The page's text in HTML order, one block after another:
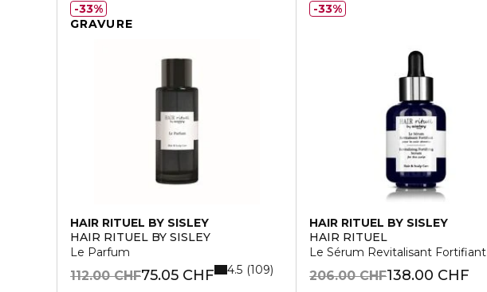
GRAVURE
HAIR RITUEL BY SISLEY
HAIR RITUEL BY SISLEY
Le Parfum
75.05 CHF
112.00 CHF 4.5 109
33%
HAIR RITUEL BY SISLEY
HAIR RITUEL
Le Sérum Revitalisant Fortifiant
138.00 CHF
206.00 CHF
33%